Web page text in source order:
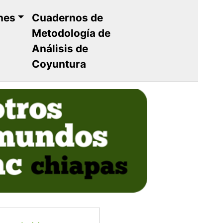
Cuadernos de
Metodología de
Análisis de
Coyuntura